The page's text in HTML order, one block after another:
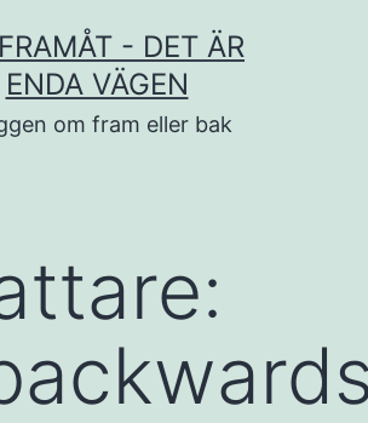
- DET ÄR
ENDA VÄGEN
om fram eller bak